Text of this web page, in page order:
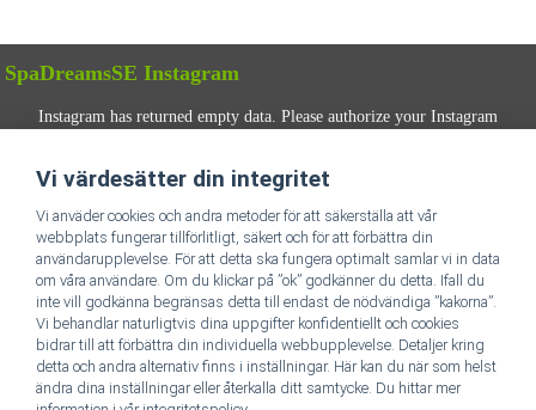
SpaDreamsSE Instagram
Instagram has returned empty data. Please authorize your Instagram
FÖLJ OSS
Till SpaDreamsSE hemsida
Vi värdesätter din integritet
Vi anväder cookies och andra metoder för att säkerställa att vår
webbplats fungerar tillförlitligt, säkert och för att förbättra din
användarupplevelse. För att detta ska fungera optimalt samlar vi in data
om våra användare. Om du klickar på ”ok” godkänner du detta. Ifall du
inte vill godkänna begränsas detta till endast de nödvändiga ”kakorna”.
Vi behandlar naturligtvis dina uppgifter konfidentiellt och cookies
bidrar till att förbättra din individuella webbupplevelse. Detaljer kring
detta och andra alternativ finns i inställningar. Här kan du när som helst
ändra dina inställningar eller återkalla ditt samtycke. Du hittar mer